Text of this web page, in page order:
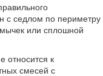
с седлом по периметру
или сплошной
относится к
смесей с